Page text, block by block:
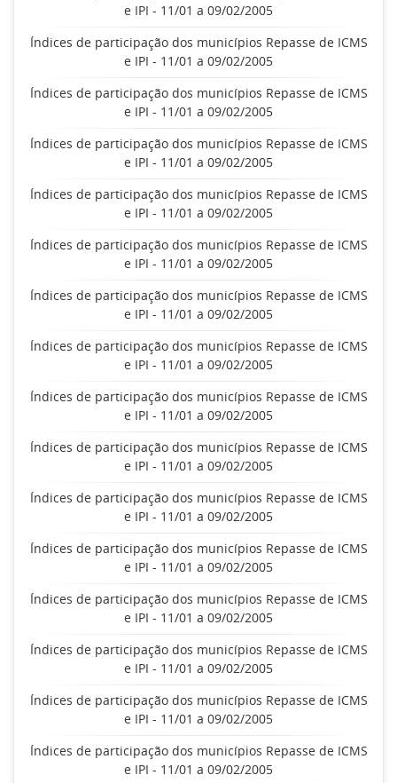
e IPI - 11/01 a 09/02/2005
Índices de participação dos municípios Repasse de ICMS
e IPI - 11/01 a 09/02/2005
Índices de participação dos municípios Repasse de ICMS
e IPI - 11/01 a 09/02/2005
Índices de participação dos municípios Repasse de ICMS
e IPI - 11/01 a 09/02/2005
Índices de participação dos municípios Repasse de ICMS
e IPI - 11/01 a 09/02/2005
Índices de participação dos municípios Repasse de ICMS
e IPI - 11/01 a 09/02/2005
Índices de participação dos municípios Repasse de ICMS
e IPI - 11/01 a 09/02/2005
Índices de participação dos municípios Repasse de ICMS
e IPI - 11/01 a 09/02/2005
Índices de participação dos municípios Repasse de ICMS
e IPI - 11/01 a 09/02/2005
Índices de participação dos municípios Repasse de ICMS
e IPI - 11/01 a 09/02/2005
Índices de participação dos municípios Repasse de ICMS
e IPI - 11/01 a 09/02/2005
Índices de participação dos municípios Repasse de ICMS
e IPI - 11/01 a 09/02/2005
Índices de participação dos municípios Repasse de ICMS
e IPI - 11/01 a 09/02/2005
Índices de participação dos municípios Repasse de ICMS
e IPI - 11/01 a 09/02/2005
Índices de participação dos municípios Repasse de ICMS
e IPI - 11/01 a 09/02/2005
Índices de participação dos municípios Repasse de ICMS
e IPI - 11/01 a 09/02/2005